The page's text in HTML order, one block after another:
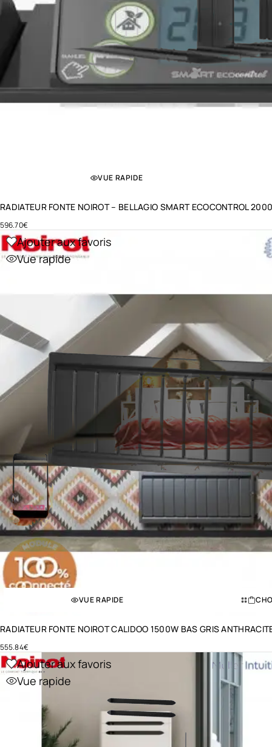
VUE RAPIDE
RADIATEUR FONTE NOIROT – BELLAGIO SMART ECOCONTROL
596.70€
Ajouter aux favoris
Vue rapide
VUE RAPIDE
RADIATEUR FONTE NOIROT CALIDOO 1500W BAS GRIS
555.84€
Ajouter aux favoris
Vue rapide